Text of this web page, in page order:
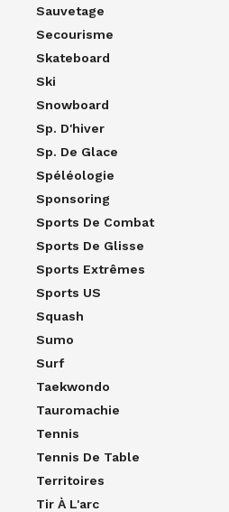
Sauvetage
Secourisme
Skateboard
Ski
Snowboard
Sp. D'hiver
Sp. De Glace
Spéléologie
Sponsoring
Sports De Combat
Sports De Glisse
Sports Extrêmes
Sports US
Squash
Sumo
Surf
Taekwondo
Tauromachie
Tennis
Tennis De Table
Territoires
Tir À L'arc